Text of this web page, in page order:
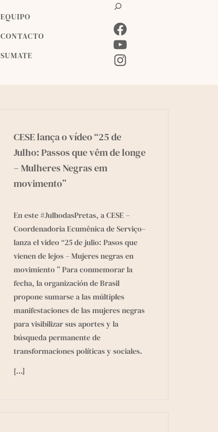
EQUIPO
CONTACTO
SUMATE
t
g
CESE lança o vídeo “25 de
Julho: Passos que vêm de longe
– Mulheres Negras em
movimento”
En este #JulhodasPretas, aCESE –
Coordenadoria Ecumênica de Serviço–
lanza el video “25 de julio: Pasos que
vienen de lejos – Mujeres negras en
movimiento ” Para conmemorar la
fecha, la organización de Brasil
propone sumarse a las múltiples
manifestaciones de las mujeres negras
para visibilizar sus aportes y la
búsqueda permanente de
transformaciones políticas y sociales.
[…]